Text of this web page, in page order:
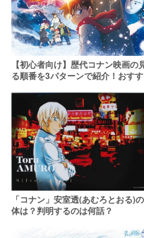
【初心者向け】歴代コナン映画の
る順番を3パターンで紹介！おす
「コナン」安室透(あむろとおる)
体は？判明するのは何話？